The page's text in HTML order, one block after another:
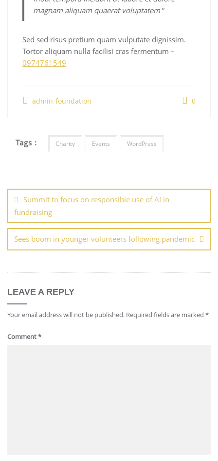
magnam aliquam quaerat voluptatem”
Sed sed risus pretium quam vulputate dignissim.
Tortor aliquam nulla facilisi cras fermentum –
0974761549
admin-foundation 0
Tags : Charity Events WordPress
Summit to focus on responsible use of AI in
fundraising
Sees boom in younger volunteers following pandemic
LEAVE A REPLY
Your email address will not be published. Required fields are marked *
Comment*